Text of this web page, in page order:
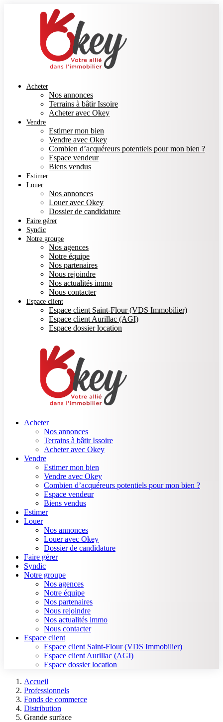
Acheter
Nos annonces
Terrains à bâtir Issoire
Acheter avec Okey
Vendre
Estimer mon bien
Vendre avec Okey
Combien d’acquéreurs potentiels pour mon bien ?
Espace vendeur
Biens vendus
Estimer
Louer
Nos annonces
Louer avec Okey
Dossier de candidature
Faire gérer
Syndic
Notre groupe
Nos agences
Notre équipe
Nos partenaires
Nous rejoindre
Nos actualités immo
Nous contacter
Espace client
Espace client Saint-Flour (VDS Immobilier)
Espace client Aurillac (AGI)
Espace dossier location
Acheter
Nos annonces
Terrains à bâtir Issoire
Acheter avec Okey
Vendre
Estimer mon bien
Vendre avec Okey
Combien d’acquéreurs potentiels pour mon bien ?
Espace vendeur
Biens vendus
Estimer
Louer
Nos annonces
Louer avec Okey
Dossier de candidature
Faire gérer
Syndic
Notre groupe
Nos agences
Notre équipe
Nos partenaires
Nous rejoindre
Nos actualités immo
Nous contacter
Espace client
Espace client Saint-Flour (VDS Immobilier)
Espace client Aurillac (AGI)
Espace dossier location
Accueil
Professionnels
Fonds de commerce
Distribution
Grande surface